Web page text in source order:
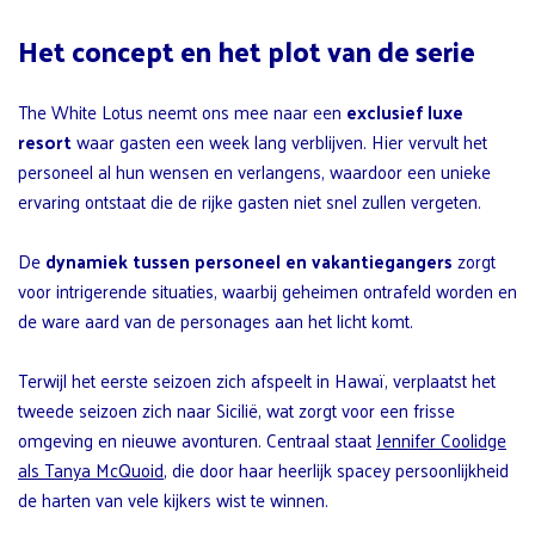
Het concept en het plot van de serie
The White Lotus neemt ons mee naar een exclusief luxe
resortwaar gasten een week lang verblijven. Hier vervult het
personeel al hun wensen en verlangens, waardoor een unieke
ervaring ontstaat die de rijke gasten niet snel zullen vergeten.
Dedynamiek tussen personeel en vakantiegangerszorgt
voor intrigerende situaties, waarbij geheimen ontrafeld worden en
de ware aard van de personages aan het licht komt.
Terwijl het eerste seizoen zich afspeelt in Hawaï, verplaatst het
tweede seizoen zich naar Sicilië, wat zorgt voor een frisse
omgeving en nieuwe avonturen. Centraal staatJennifer Coolidge
als Tanya McQuoid, die door haar heerlijk spacey persoonlijkheid
de harten van vele kijkers wist te winnen.